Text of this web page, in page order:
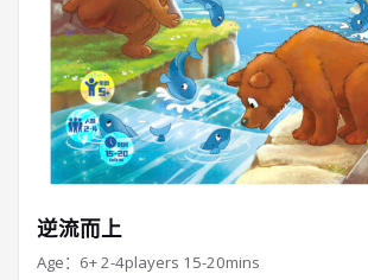
逆流而上
Age：6+ 2-4players 15-20mins